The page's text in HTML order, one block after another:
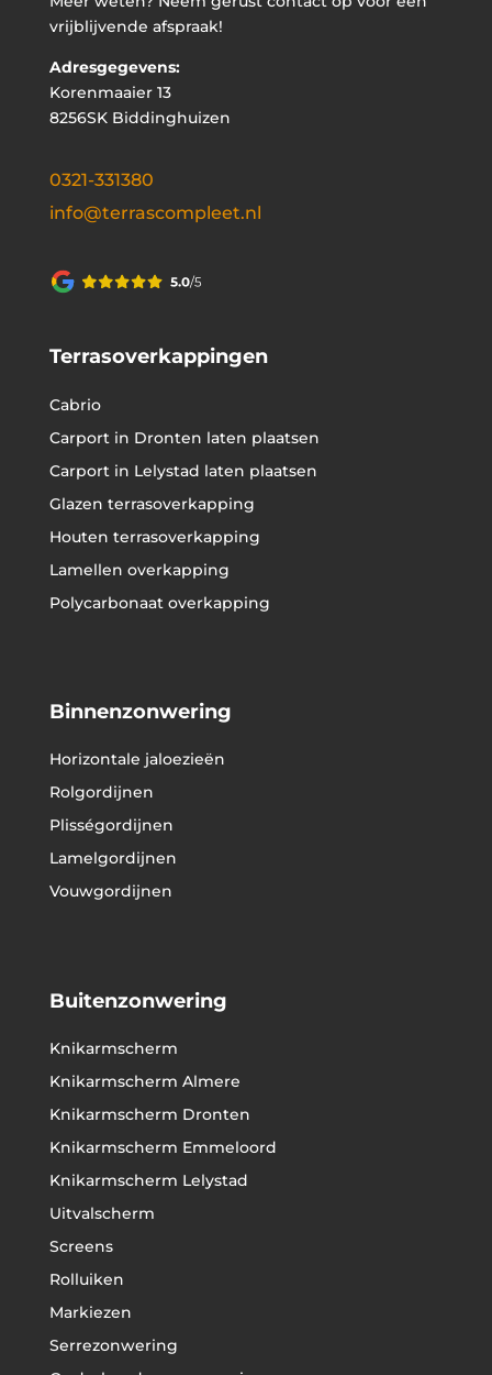
vrijblijvende afspraak!
Adresgegevens:
Korenmaaier 13
8256SK Biddinghuizen
0321-331380
info@terrascompleet.nl
Terrasoverkappingen
Cabrio
Carport in Dronten laten plaatsen
Carport in Lelystad laten plaatsen
Glazen terrasoverkapping
Houten terrasoverkapping
Lamellen overkapping
Polycarbonaat overkapping
Binnenzonwering
Horizontale jaloezieën
Rolgordijnen
Plisségordijnen
Lamelgordijnen
Vouwgordijnen
Buitenzonwering
Knikarmscherm
Knikarmscherm Almere
Knikarmscherm Dronten
Knikarmscherm Emmeloord
Knikarmscherm Lelystad
Uitvalscherm
Screens
Rolluiken
Markiezen
Serrezonwering